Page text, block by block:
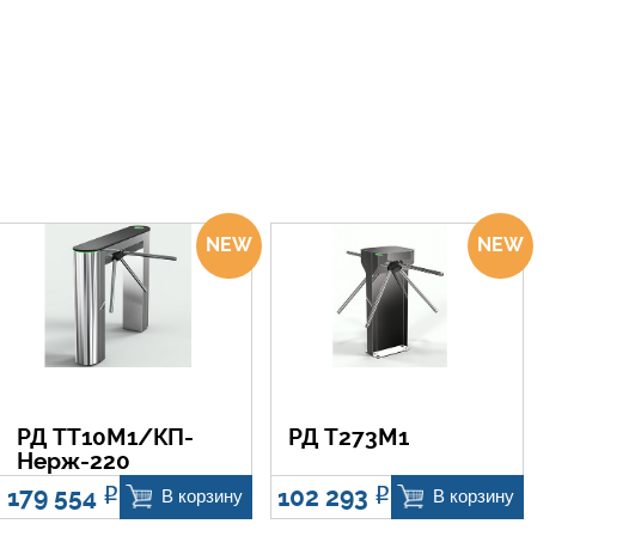
РД ТТ10М1/КП-
Нерж-220
179 554 Р В корзину
РД Т273М1
102 293 Р В корзину